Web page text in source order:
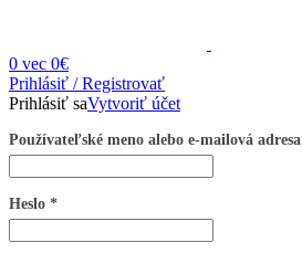
0 vec 0€
Prihlásiť / Registrovať
Prihlásiť saVytvoriť účet
Používateľské meno alebo e-mailová adresa
Heslo *